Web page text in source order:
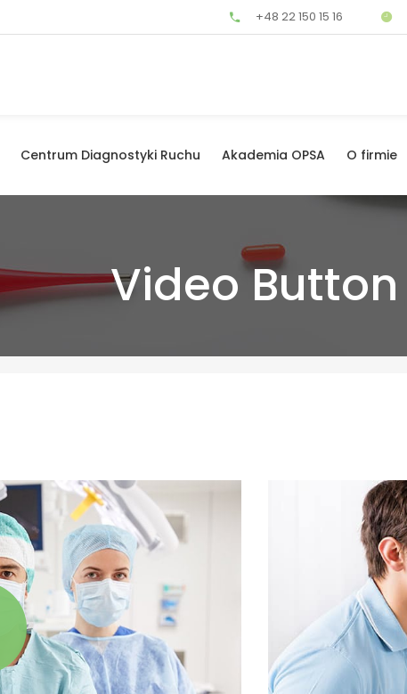
+48 22 150 15 16
Centrum Diagnostyki Ruchu Akademia OPSA O firmie
Video Button